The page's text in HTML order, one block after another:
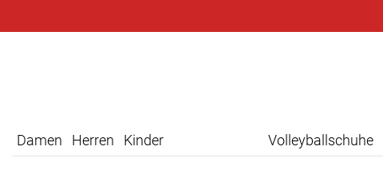
Damen Herren Kinder Volleyballschuhe